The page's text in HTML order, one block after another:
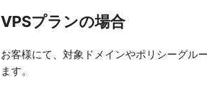
VPSプランの場合
お客様にて、対象ドメインやポリシーグル
ます。